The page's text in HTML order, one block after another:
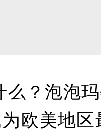
？泡泡
欧美地区